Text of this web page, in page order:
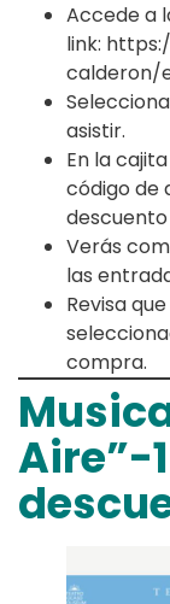
Accede a
link:
calderon/
asistir.
En la
código de
Verás
las
Revisa
compra.
Aire”-